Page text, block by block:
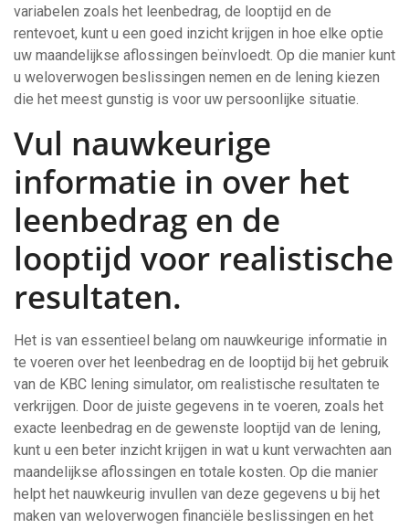
variabelen zoals het leenbedrag, de looptijd en de
rentevoet, kunt u een goed inzicht krijgen in hoe elke optie
uw maandelijkse aflossingen beïnvloedt. Op die manier kunt
u weloverwogen beslissingen nemen en de lening kiezen
die het meest gunstig is voor uw persoonlijke situatie.
Vul nauwkeurige
informatie in over het
leenbedrag en de
looptijd voor realistische
resultaten.
Het is van essentieel belang om nauwkeurige informatie in
te voeren over het leenbedrag en de looptijd bij het gebruik
van de KBC lening simulator, om realistische resultaten te
verkrijgen. Door de juiste gegevens in te voeren, zoals het
exacte leenbedrag en de gewenste looptijd van de lening,
kunt u een beter inzicht krijgen in wat u kunt verwachten aan
maandelijkse aflossingen en totale kosten. Op die manier
helpt het nauwkeurig invullen van deze gegevens u bij het
maken van weloverwogen financiële beslissingen en het